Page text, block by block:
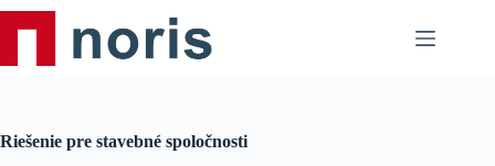
Skip
Riešenie pre stavebné spoločnosti